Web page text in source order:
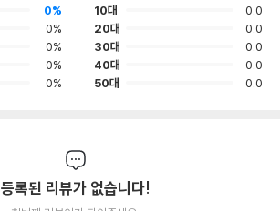
0%
0%
0%
0%
0%
10대
0.0
20대
0.0
30대
0.0
40대
0.0
50대
0.0
등록된 리뷰가 없습니다!